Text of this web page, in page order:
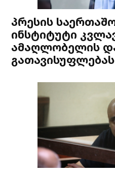
პრესის
ინსტიტუტი
ამაღლობელის
გათავისუფლებას